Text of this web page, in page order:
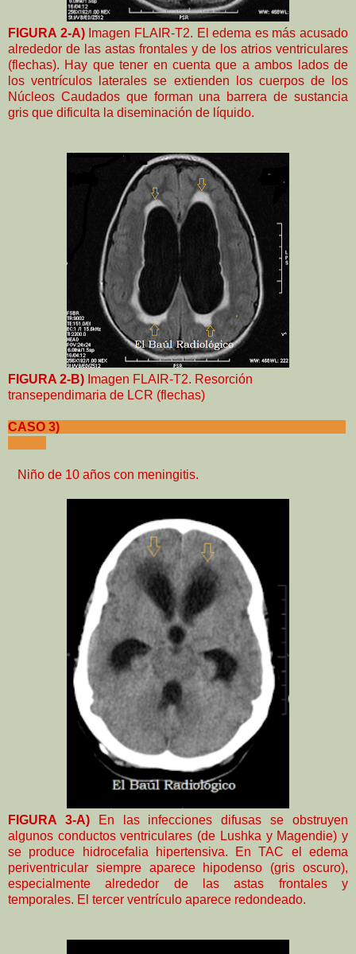
FIGURA 2-A) Imagen FLAIR-T2. El edema es más acusado
alrededor de las astas frontales y de los atrios ventriculares
(flechas). Hay que tener en cuenta que a ambos lados de
los ventrículos laterales se extienden los cuerpos de los
Núcleos Caudados que forman una barrera de sustancia
gris que dificulta la diseminación de líquido.
FIGURA 2-B) Imagen FLAIR-T2. Resorción
transependimaria de LCR (flechas)
CASO 3)
Niño de 10 años con meningitis.
FIGURA 3-A)
En las infecciones difusas se obstruyen
algunos conductos ventriculares (de Lushka y Magendie) y
se produce hidrocefalia hipertensiva. En TAC el edema
periventricular siempre aparece hipodenso (gris oscuro),
especialmente alrededor de las astas frontales y
temporales. El tercer ventrículo aparece redondeado.